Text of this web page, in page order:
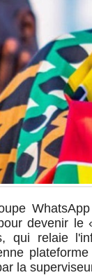
devenir le
qui relaie
la